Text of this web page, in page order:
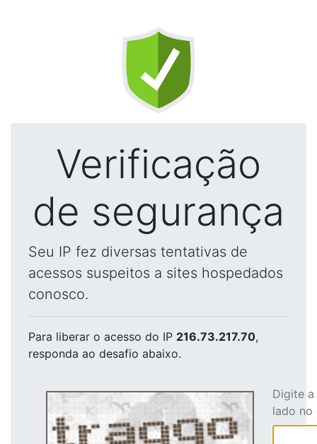
Verificação
de segurança
Seu IP fez diversas tentativas de
acessos suspeitos a sites hospedados
conosco.
Para liberar o acesso do IP 216.73.217.70,
responda ao desafio abaixo.
Digite
lado no